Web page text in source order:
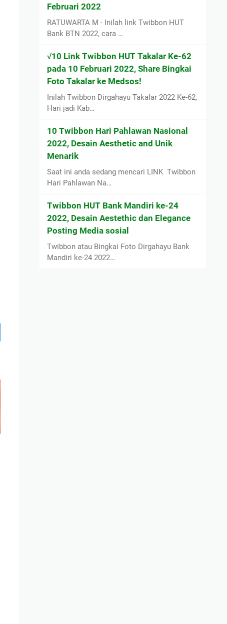
Februari 2022
RATUWARTA M - Inilah link Twibbon HUT
Bank BTN 2022, cara …
√10 Link Twibbon HUT Takalar Ke-62
pada 10 Februari 2022, Share Bingkai
Foto Takalar ke Medsos!
Inilah Twibbon Dirgahayu Takalar 2022 Ke-62,
Hari jadi Kab…
10 Twibbon Hari Pahlawan Nasional
2022, Desain Aesthetic and Unik
Menarik
Saat ini anda sedang mencari LINK Twibbon
Hari Pahlawan Na…
Twibbon HUT Bank Mandiri ke-24
2022, Desain Aestethic dan Elegance
Posting Media sosial
Twibbon atau Bingkai Foto Dirgahayu Bank
Mandiri ke-24 2022…